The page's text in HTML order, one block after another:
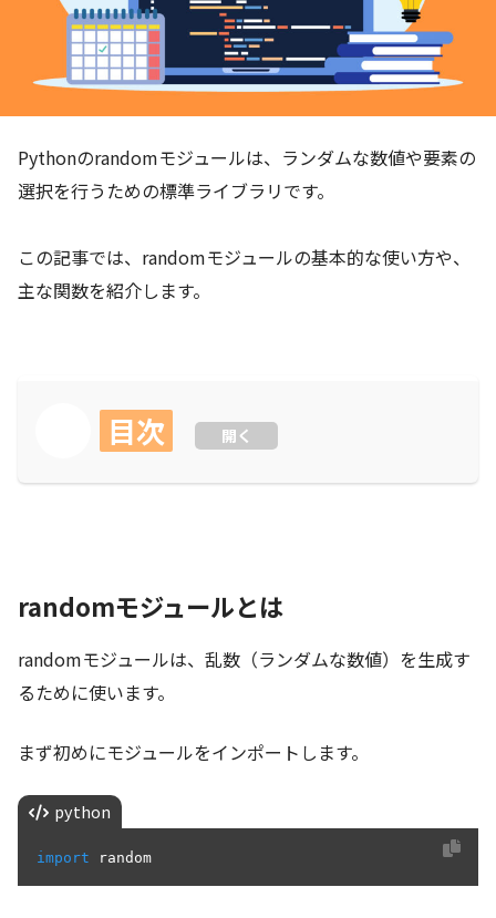
Pythonのrandomモジュールは、ランダムな数値や要素の
選択を行うための標準ライブラリです。
この記事では、randomモジュールの基本的な使い方や、
主な関数を紹介します。
目次 開く
randomモジュールとは
randomモジュールは、乱数（ランダムな数値）を生成す
るために使います。
まず初めにモジュールをインポートします。
python
import random